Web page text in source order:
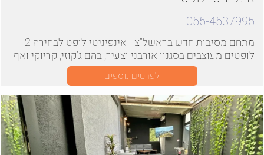
055-4537995
מתחם מסיבות חדש בראשל"צ - אינפיניטי לופט לבחירה 2
לופטים מעוצבים בסגנון אורבני וצעיר, בהם ג'קוזי, קריוקי ואף
בריכה מחוממת
לפרטים נוספים